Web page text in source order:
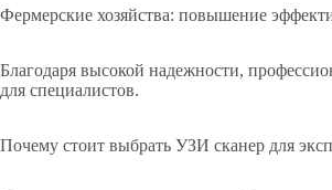
Фермерские хозяйства: повышение
Благодаря высокой надежности,
для специалистов.
Почему стоит выбрать УЗИ сканер для